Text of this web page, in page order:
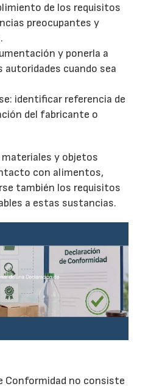
de los requisitos
preocupantes y
y ponerla a
autoridades cuando sea
identificar referencia de
del fabricante o
materiales y objetos
con alimentos,
también los requisitos
a estas sustancias.
Conformidad no consiste